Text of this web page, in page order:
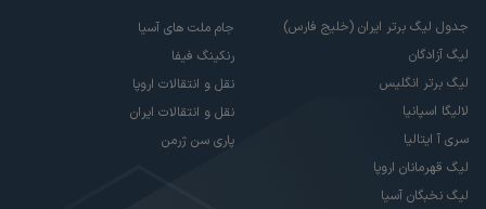
جدول لیگ برتر ایران (خلیج فارس)
لیگ آزادگان
لیگ برتر انگلیس
لالیگا اسپانیا
سری آ ایتالیا
لیگ قهرمانان اروپا
لیگ نخبگان آسیا
جام ملت های آسیا
رنکینگ فیفا
نقل و انتقالات اروپا
نقل و انتقالات ایران
پاری سن ژرمن